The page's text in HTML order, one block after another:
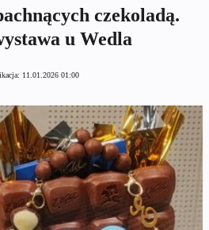
czekoladą.
u Wedla
11.01.2026 01:00